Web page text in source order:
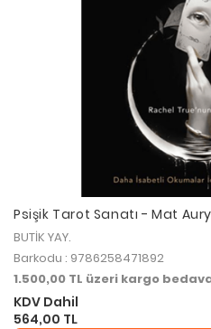
Psişik Tarot Sanatı - Mat
BUTİK YAY.
Barkodu : 9786258471892
1.500,00 TL üzeri kargo
KDV Dahil
564,00 TL